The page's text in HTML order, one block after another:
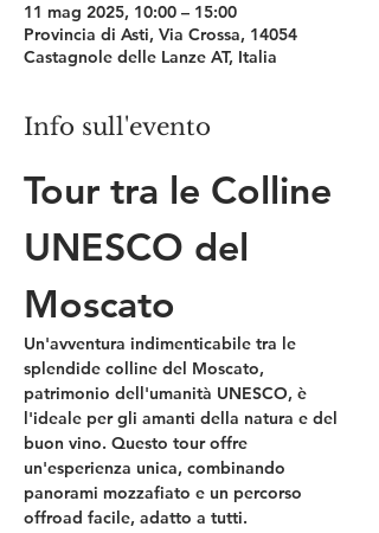
11 mag 2025, 10:00 – 15:00
Provincia di Asti, Via Crossa, 14054
Castagnole delle Lanze AT, Italia
Info sull'evento
Tour tra le Colline
UNESCO del
Moscato
Un'avventura indimenticabile tra le
splendide colline del Moscato,
patrimonio dell'umanità UNESCO, è
l'ideale per gli amanti della natura e del
buon vino. Questo tour offre
un'esperienza unica, combinando
panorami mozzafiato e un percorso
offroad facile, adatto a tutti.